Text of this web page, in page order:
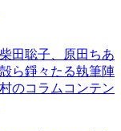
田聡子、原田ちあ
ら錚々たる執筆陣
のコラムコンテン